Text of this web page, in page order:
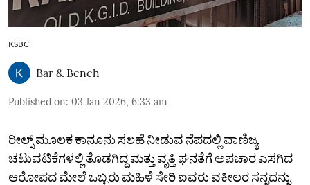
KSBC
Bar & Bench
Published on: 03 Jan 2026, 6:33 am
ರೀಲ್ಸ್‌ ಮೂಲಕ ಕಾನೂನು ಸಲಹೆ ನೀಡುವ ನೆಪದಲ್ಲಿ ವಾಣಿಜ್ಯ
ಚಟುವಟಿಕೆಗಳಲ್ಲಿ ತೊಡಗಿದ್ದ ಮತ್ತು ವೃತ್ತಿ ಘನತೆಗೆ ಅಪಚಾರ ಎಸಗಿದ
ಆರೋಪದ ಮೇಲೆ ಒಬ್ಬರು ಮಹಿಳೆ ಸೇರಿ ಐವರು ವಕೀಲರ ಸನ್ನದನ್ನು